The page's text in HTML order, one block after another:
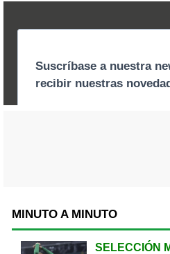
MINUTO A MINUTO
SELECCIÓN